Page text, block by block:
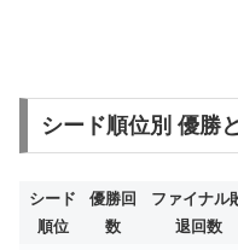
シード順位別 優勝
シード
順位
優勝回
数
ファイナル
退回数